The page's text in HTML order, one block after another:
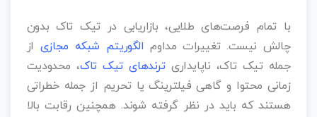
با تمام فرصت‌های طلایی، بازاریابی در تیک تاک بدون
چالش نیست. تغییرات مداوم الگوریتم شبکه مجازی از
جمله تیک تاک، ناپایداریترندهای تیک تاک، محدودیت
زمانی محتوا و گاهی فیلترینگ یا تحریم از جمله خطراتی
هستند که باید در نظر گرفته شوند. همچنین رقابت بالا